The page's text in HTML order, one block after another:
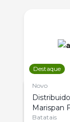
Destaque
Novo
Marispan
Citrus
Batatais